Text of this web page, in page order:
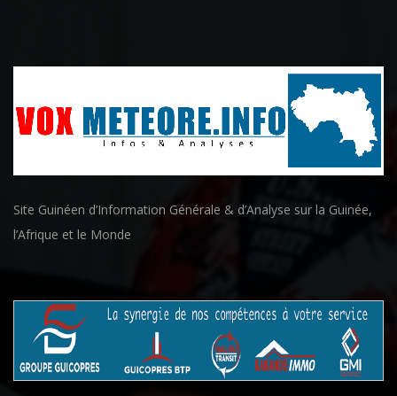
Site Guinéen d’Information Générale & d’Analyse sur la Guinée,
l’Afrique et le Monde